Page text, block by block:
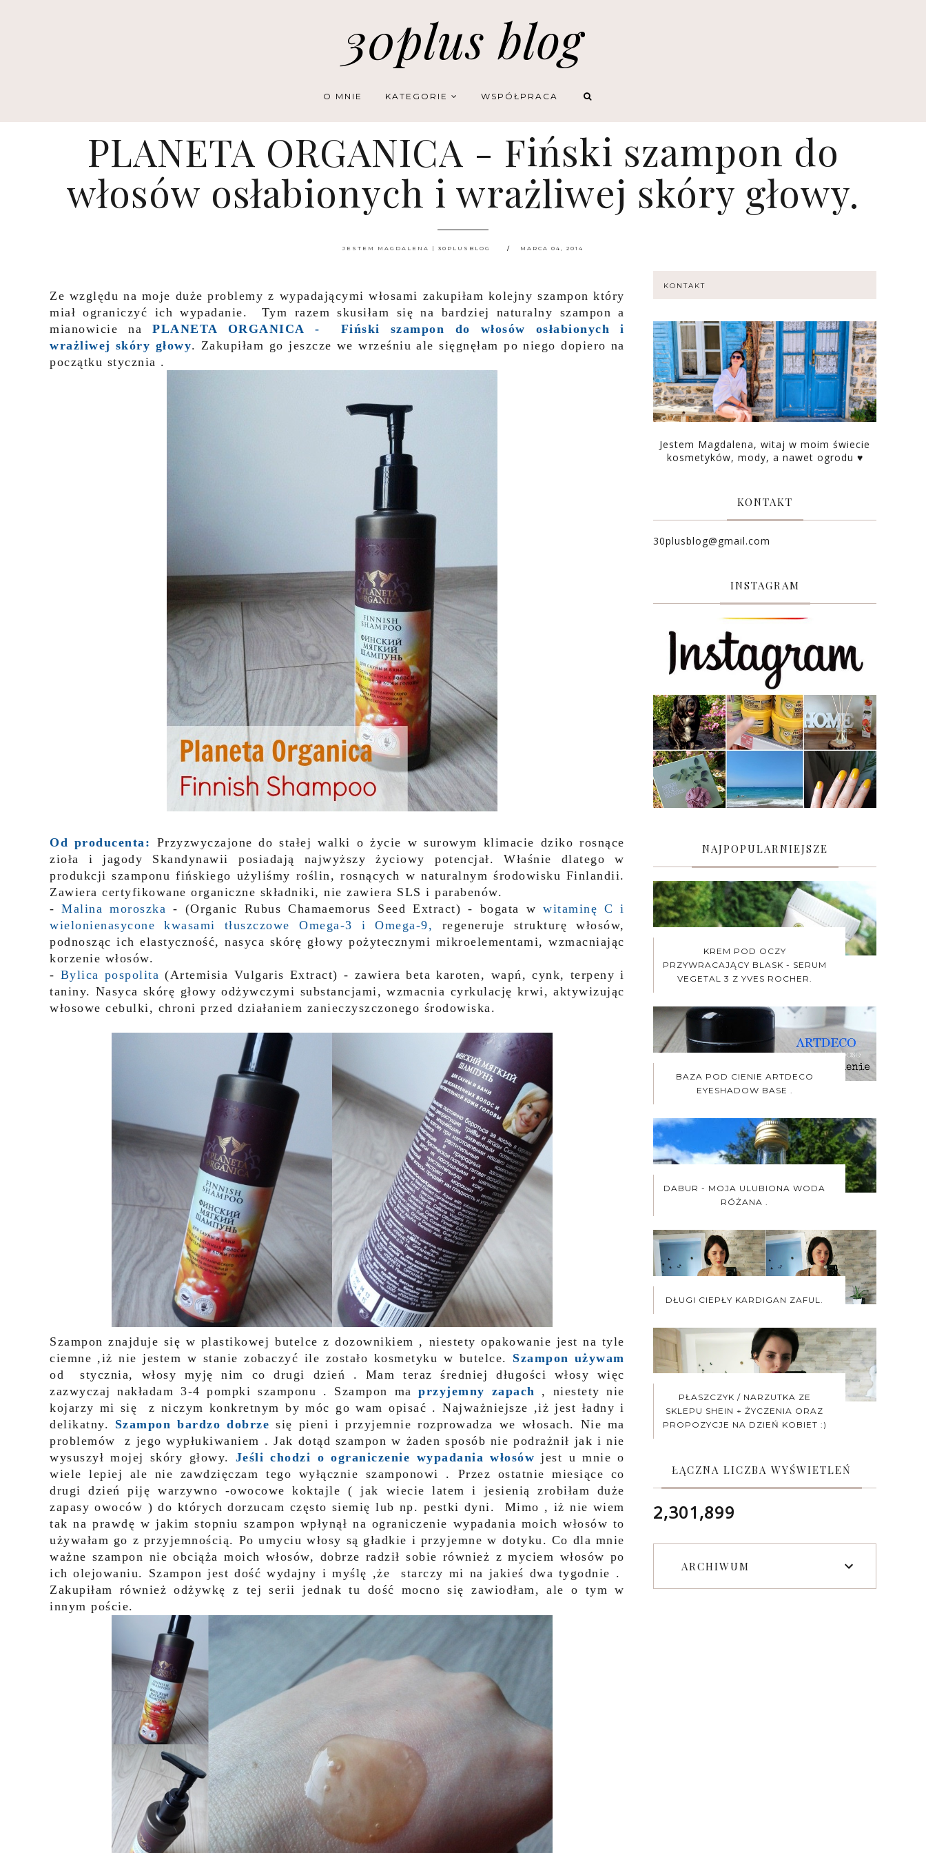
30plus blog
O MNIE KATEGORIE WSPÓŁPRACA
PLANETA ORGANICA - Fiński szampon do
włosów osłabionych i wrażliwej skóry głowy.
JESTEM MAGDALENA | 30PLUSBLOG MARCA 04, 2014
Ze względu na moje duże problemy z wypadającymi włosami zakupiłam kolejny szampon który
miał ograniczyć ich wypadanie. Tym razem skusiłam się na bardziej naturalny szampon a
mianowicie naPLANETA ORGANICA - Fiński szampon do włosów osłabionych i
wrażliwej skóry głowy. Zakupiłam go jeszcze we wrześniu ale sięgnęłam po niego dopiero na
początku stycznia .
Od producenta: Przyzwyczajone do stałej walki o życie w surowym klimacie dziko rosnące
zioła i jagody Skandynawii posiadają najwyższy życiowy potencjał. Właśnie dlatego w
produkcji szamponu fińskiego użyliśmy roślin, rosnących w naturalnym środowisku Finlandii.
Zawiera certyfikowane organiczne składniki, nie zawiera SLS i parabenów.
-Malina moroszka- (Organic Rubus Chamaemorus Seed Extract) - bogata wwitaminę C i
wielonienasycone kwasami tłuszczowe Omega-3 i Omega-9,
regeneruje strukturę włosów,
podnosząc ich elastyczność, nasyca skórę głowy pożytecznymi mikroelementami, wzmacniając
korzenie włosów.
- Bylica pospolita (Artemisia Vulgaris Extract) - zawiera beta karoten, wapń, cynk, terpeny i
taniny. Nasyca skórę głowy odżywczymi substancjami, wzmacnia cyrkulację krwi, aktywizując
włosowe cebulki, chroni przed działaniem zanieczyszczonego środowiska.
Szampon znajduje się w plastikowej butelce z dozownikiem , niestety opakowanie jest na tyle
ciemne ,iż nie jestem w stanie zobaczyć ile zostało kosmetyku w butelce. Szampon używam
od stycznia, włosy myję nim co drugi dzień . Mam teraz średniej długości włosy więc
zazwyczaj nakładam 3-4 pompki szamponu . Szampon maprzyjemny zapach
, niestety nie
kojarzy mi się z niczym konkretnym by móc go wam opisać . Najważniejsze ,iż jest ładny i
delikatny. Szampon bardzo dobrze się pieni i przyjemnie rozprowadza we włosach. Nie ma
problemów z jego wypłukiwaniem . Jak dotąd szampon w żaden sposób nie podrażnił jak i nie
wysuszył mojej skóry głowy. Jeśli chodzi o ograniczenie wypadania włosów jest u mnie o
wiele lepiej ale nie zawdzięczam tego wyłącznie szamponowi . Przez ostatnie miesiące co
drugi dzień piję warzywno -owocowe koktajle ( jak wiecie latem i jesienią zrobiłam duże
zapasy owoców ) do których dorzucam często siemię lub np. pestki dyni. Mimo , iż nie wiem
tak na prawdę w jakim stopniu szampon wpłynął na ograniczenie wypadania moich włosów to
używałam go z przyjemnością. Po umyciu włosy są gładkie i przyjemne w dotyku. Co dla mnie
ważne szampon nie obciąża moich włosów, dobrze radził sobie również z myciem włosów po
ich olejowaniu. Szampon jest dość wydajny i myślę ,że starczy mi na jakieś dwa tygodnie .
Zakupiłam również odżywkę z tej serii jednak tu dość mocno się zawiodłam, ale o tym w
innym poście.
KONTAKT
Jestem Magdalena, witaj w moim świecie
kosmetyków, mody, a nawet ogrodu ♥
KONTAKT
30plusblog@gmail.com
INSTAGRAM
NAJPOPULARNIEJSZE
KREM POD OCZY
PRZYWRACAJĄCY BLASK - SERUM
VEGETAL 3 Z YVES ROCHER.
BAZA POD CIENIE ARTDECO
EYESHADOW BASE .
DABUR - MOJA ULUBIONA WODA
RÓŻANA .
DŁUGI CIEPŁY KARDIGAN ZAFUL.
PŁASZCZYK / NARZUTKA ZE
SKLEPU SHEIN + ŻYCZENIA ORAZ
PROPOZYCJE NA DZIEŃ KOBIET :)
ŁĄCZNA LICZBA WYŚWIETLEŃ
2,301,899
ARCHIWUM